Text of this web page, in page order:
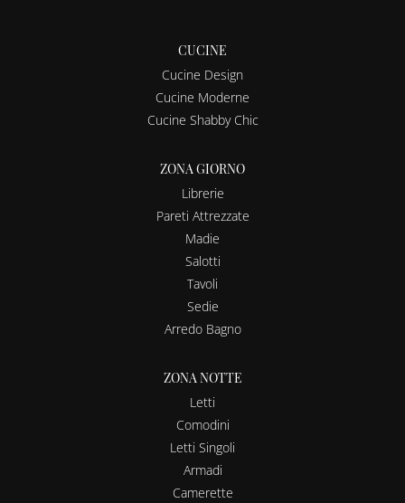
CUCINE
Cucine Design
Cucine Moderne
Cucine Shabby Chic
ZONA GIORNO
Librerie
Pareti Attrezzate
Madie
Salotti
Tavoli
Sedie
Arredo Bagno
ZONA NOTTE
Letti
Comodini
Letti Singoli
Armadi
Camerette